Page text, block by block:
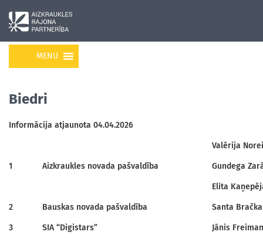
MENU
Biedri
Informācija atjaunota 04.04.2026
1 Aizkraukles novada pašvaldība
Valērija
Gundega
Elita
2 Bauskas novada pašvaldība Santa Bračka
3 SIA “Digistars” Jānis